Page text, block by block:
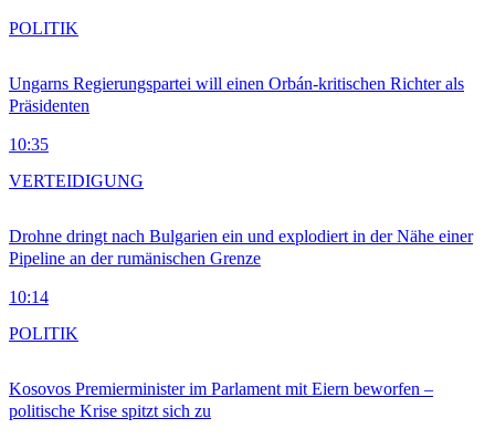
Ungarns Regierungspartei will einen Orbán-kritischen Richter als
Präsidenten
10:35
POLITIK
Drohne dringt nach Bulgarien ein und explodiert in der Nähe einer
Pipeline an der rumänischen Grenze
10:14
VERTEIDIGUNG
Kosovos Premierminister im Parlament mit Eiern beworfen –
politische Krise spitzt sich zu
POLITIK